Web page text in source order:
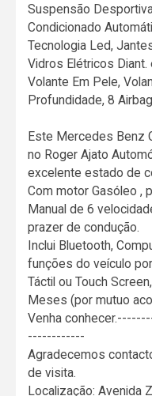
Suspensão
Condicionado
Tecnologia Led,
Vidros Elétricos
Volante Em Pele,
Profundidade, 8
Este Mercedes Benz
no Roger Ajato
excelente estado de
Com motor Gasóleo ,
Manual de 6
prazer de condução.
Inclui Bluetooth,
funções do veículo
Táctil ou Touch
Meses (por mutuo
Venha
------------
Agradecemos
de visita.
Localização: Avenida